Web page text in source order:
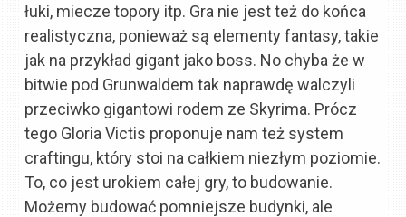
łuki, miecze topory itp. Gra nie jest też do końca
realistyczna, ponieważ są elementy fantasy, takie
jak na przykład gigant jako boss. No chyba że w
bitwie pod Grunwaldem tak naprawdę walczyli
przeciwko gigantowi rodem ze Skyrima. Prócz
tego Gloria Victis proponuje nam też system
craftingu, który stoi na całkiem niezłym poziomie.
To, co jest urokiem całej gry, to budowanie.
Możemy budować pomniejsze budynki, ale